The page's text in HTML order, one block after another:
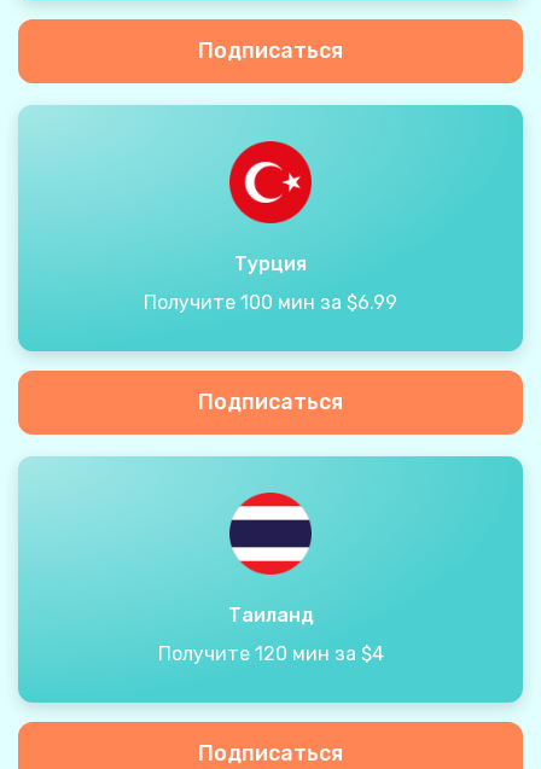
Подписаться
Турция
Получите 100 мин за $6.99
Подписаться
Таиланд
Получите 120 мин за $4
Подписаться